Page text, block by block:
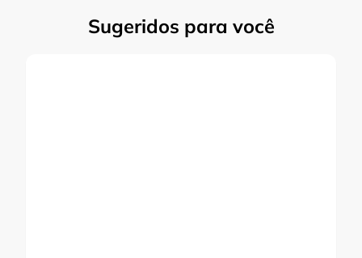
Sugeridos para você